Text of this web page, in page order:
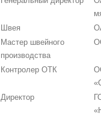
Швея
Мастер швейного
производства
Контролер ОТК
Директор